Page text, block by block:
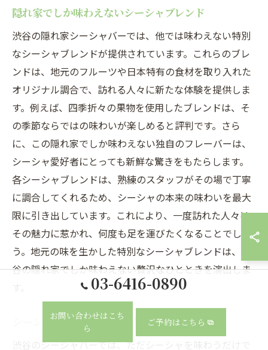
隠れ家でしか味わえないシーシャブレンド
渋谷の隠れ家シーシャバーでは、他では味わえない特別
なシーシャブレンドが提供されています。これらのブレ
ンドは、地元のフルーツや日本特有の食材を取り入れた
オリジナル調合で、訪れる人々に新たな体験を提供しま
す。例えば、四季折々の果物を使用したブレンドは、そ
の季節ならではの味わいが楽しめると評判です。さら
に、この隠れ家でしか味わえない独自のフレーバーは、
シーシャ愛好者にとっても新鮮な驚きをもたらします。
各シーシャブレンドは、熟練のスタッフがその場で丁寧
に調合してくれるため、シーシャの本来の味わいを最大
限に引き出しています。これにより、一度訪れた人々は
その魅力に惹かれ、何度も足を運びたくなることでしょ
う。地元の味を生かした特別なシーシャブレンドは、渋
谷の隠れ家でしか味わえない贅沢なひとときを演出しま
シーシャバーが提供する特別な時間
渋谷のシーシャバーでは、ただシーシャを味わうだけで
03-6416-0890
お問い合わせはこち
ら
ご予約はこちら